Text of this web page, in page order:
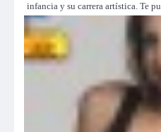
infancia y su carrera artística. Te